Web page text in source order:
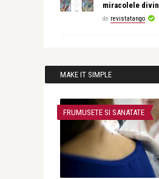
miracolele
de revistatango
MAKE IT SIMPLE
FRUMUSETE SI SANATATE